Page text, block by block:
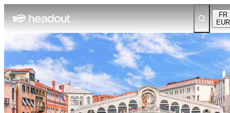
FR
EUR